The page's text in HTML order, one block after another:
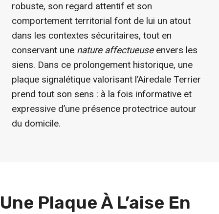
robuste, son regard attentif et son
comportement territorial font de lui un atout
dans les contextes sécuritaires, tout en
conservant une nature affectueuseenvers les
siens. Dans ce prolongement historique, une
plaque signalétique valorisant l’Airedale Terrier
prend tout son sens : à la fois informative et
expressive d’une présence protectrice autour
du domicile.
Une Plaque À L’aise En